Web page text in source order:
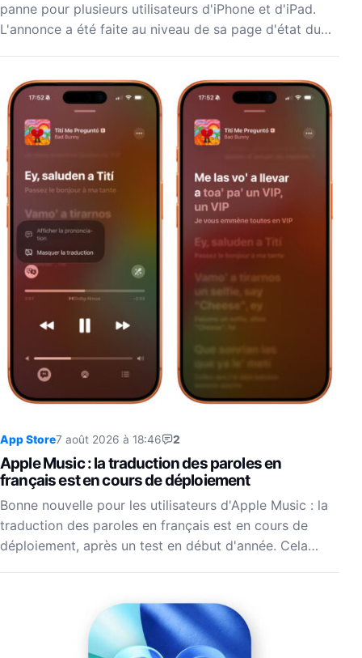
panne pour plusieurs utilisateurs d'iPhone et d'iPad.
L'annonce a été faite au niveau de sa page d'état du…
App Store7 août 2026 à 18:46 2
Apple Music : la traduction des paroles en
français est en cours de déploiement
Bonne nouvelle pour les utilisateurs d'Apple Music : la
traduction des paroles en français est en cours de
déploiement, après un test en début d'année. Cela…